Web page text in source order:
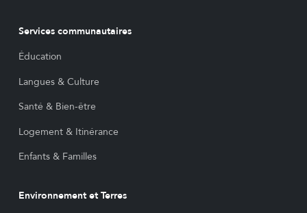
Services communautaires
Éducation
Langues & Culture
Santé & Bien-être
Logement & Itinérance
Enfants & Familles
Environnement et Terres